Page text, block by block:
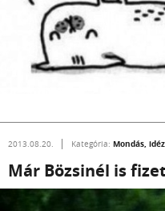
2013.08.20. Kategória: Mondás,
Már Bözsinél is